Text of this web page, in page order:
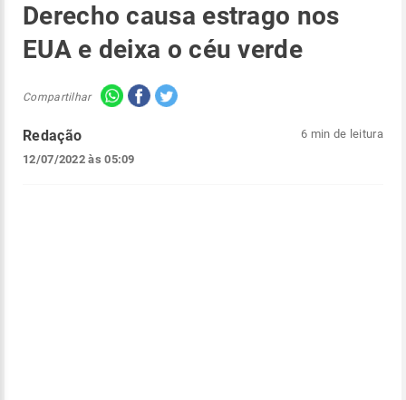
Derecho causa estrago nos
EUA e deixa o céu verde
Compartilhar
Redação
12/07/2022 às 05:09
6 min de leitura